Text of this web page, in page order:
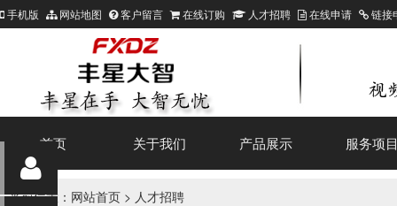
手机版 网站地图 客户留言 在线订购 人才招聘 在线申请 链接
首页 关于我们 产品展示 服务项
当前位置： 网站首页 > 人才招聘